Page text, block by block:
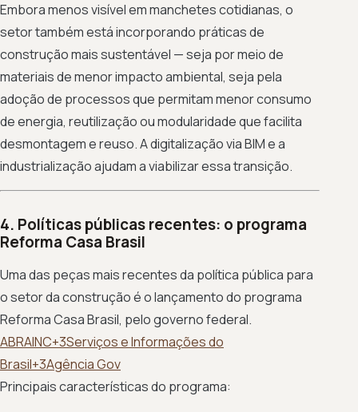
Embora menos visível em manchetes cotidianas, o
setor também está incorporando práticas de
construção mais sustentável — seja por meio de
materiais de menor impacto ambiental, seja pela
adoção de processos que permitam menor consumo
de energia, reutilização ou modularidade que facilita
desmontagem e reuso. A digitalização via BIM e a
industrialização ajudam a viabilizar essa transição.
4. Políticas públicas recentes: o programa
Reforma Casa Brasil
Uma das peças mais recentes da política pública para
o setor da construção é o lançamento do programa
Reforma Casa Brasil, pelo governo federal.
ABRAINC+3Serviços e Informações do
Brasil+3Agência Gov
Principais características do programa: